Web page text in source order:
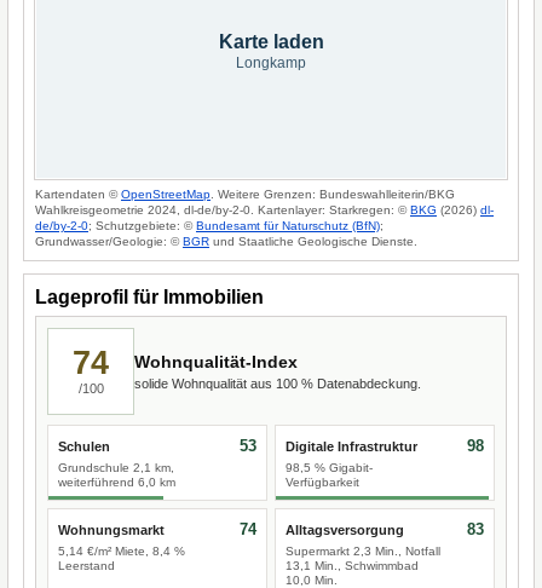
Karte laden
Longkamp
Kartendaten ©OpenStreetMap . Weitere Grenzen: Bundeswahlleiterin/BKG
Wahlkreisgeometrie 2024, dl-de/by-2-0. Kartenlayer: Starkregen: ©BKG (2026) dl-
de/by-2-0; Schutzgebiete: ©Bundesamt für Naturschutz (BfN);
Grundwasser/Geologie: ©BGR und Staatliche Geologische Dienste.
Lageprofil für Immobilien
74
/100
Wohnqualität-Index
solide Wohnqualität aus 100 % Datenabdeckung.
Schulen
Grundschule 2,1 km,
weiterführend 6,0 km
53 Digitale Infrastruktur
98,5 % Gigabit-
Verfügbarkeit
98
Wohnungsmarkt
5,14 €/m² Miete, 8,4 %
Leerstand
74 Alltagsversorgung
Supermarkt 2,3 Min., Notfall
13,1 Min., Schwimmbad
10,0 Min.
83